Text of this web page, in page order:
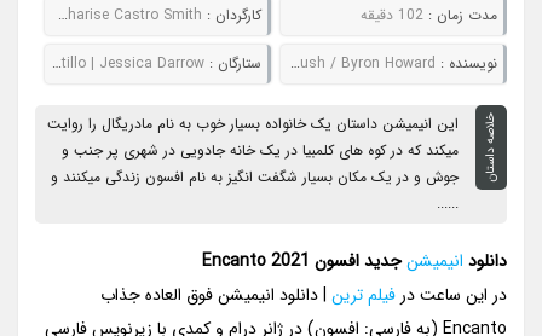
مدت زمان :102 دقیقه کارگردان : Jared Bush / Byron Howard / Charise Castro Smith
نويسنده : Charise Castro Smith / Jared Bush / Byron Howard ستارگان : Stephanie Beatriz | María Cecilia Botero | John Leguizamo | Mauro Castillo | Jessica Darrow
خلاصه داستان
این انیمیشن داستان یک خانواده بسیار خوب به نام مادریگال را روایت
میکند که در کوه های کلمبیا در یک خانه جادویی در شهری پر جنب و
جوش و در یک مکان بسیار شگفت انگیز به نام افسون زندگی میکنند و
......
دانلود انیمیشنجدید افسون Encanto 2021
در این ساعت درفیلم ترین | دانلود انیمیشن فوق العاده جذاب
Encanto (به فارسی: افسون) در ژانر درام و کمدی با زیرنویس فارسی